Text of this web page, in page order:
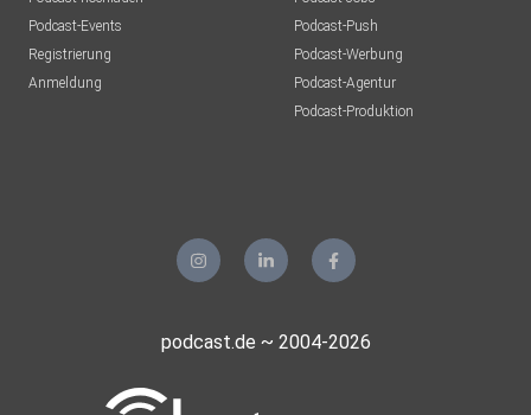
Podcast-Events
Registrierung
Anmeldung
Podcast-Push
Podcast-Werbung
Podcast-Agentur
Podcast-Produktion
podcast.de ~ 2004-2026